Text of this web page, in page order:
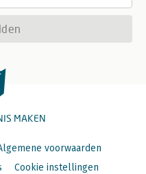
MAKEN
voorwaarden
Cookie instellingen